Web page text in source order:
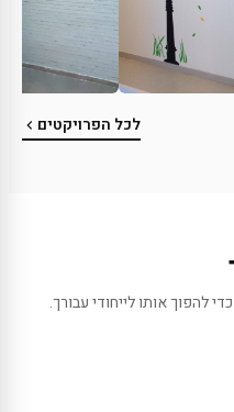
לכל הפרויקטים
להפוך אותו לייחודי עבורך.